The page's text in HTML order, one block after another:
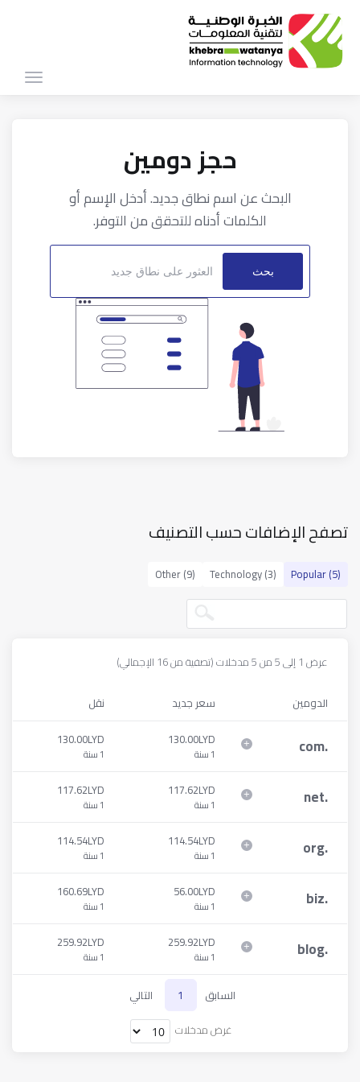
Toggle
حجز دومين
البحث عن اسم نطاق جديد. أدخل الإسم أو
الكلمات أدناه للتحقق من التوفر.
بحث
تصفح الإضافات حسب التصنيف
Popular (5)
Technology (3)
Other (9)
عرض 1 إلى 5 من 5 مدخلات (تصفية من 16 الإجمالي)
الدومين سعر جديد نقل
.
com
130.00LYD
1 سنة
130.00LYD
1 سنة
.
net
117.62LYD
1 سنة
117.62LYD
1 سنة
.
org
114.54LYD
1 سنة
114.54LYD
1 سنة
.
biz
56.00LYD
1 سنة
160.69LYD
1 سنة
.
blog
259.92LYD
1 سنة
259.92LYD
1 سنة
السابق 1
التالي
غرض مدخلات